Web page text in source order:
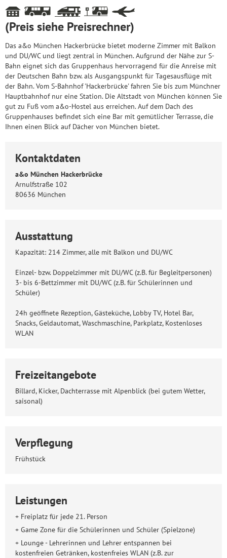
(Preis siehe Preisrechner)
Das a&o München Hackerbrücke bietet moderne Zimmer mit Balkon
und DU/WC und liegt zentral in München. Aufgrund der Nähe zur S-
Bahn eignet sich das Gruppenhaus hervorragend für die Anreise mit
der Deutschen Bahn bzw. als Ausgangspunkt für Tagesausflüge mit
der Bahn. Vom S-Bahnhof 'Hackerbrücke' fahren Sie bis zum Münchner
Hauptbahnhof nur eine Station. Die Altstadt von München können Sie
gut zu Fuß vom a&o-Hostel aus erreichen. Auf dem Dach des
Gruppenhauses befindet sich eine Bar mit gemütlicher Terrasse, die
Ihnen einen Blick auf Dächer von München bietet.
Kontaktdaten
a&o München Hackerbrücke
Arnulfstraße 102
80636 München
Ausstattung
Kapazität: 214 Zimmer, alle mit Balkon und DU/WC
Einzel- bzw. Doppelzimmer mit DU/WC (z.B. für Begleitpersonen)
3- bis 6-Bettzimmer mit DU/WC (z.B. für Schülerinnen und
Schüler)
24h geöffnete Rezeption, Gästeküche, Lobby TV, Hotel Bar,
Snacks, Geldautomat, Waschmaschine, Parkplatz, Kostenloses
WLAN
Freizeitangebote
Billard, Kicker, Dachterrasse mit Alpenblick (bei gutem Wetter,
saisonal)
Verpflegung
Frühstück
Leistungen
+ Freiplatz für jede 21. Person
+ Game Zone für die Schülerinnen und Schüler (Spielzone)
+ Lounge - Lehrerinnen und Lehrer entspannen bei
kostenfreien Getränken, kostenfreies WLAN (z.B. zur